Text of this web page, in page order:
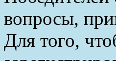
вопросы,
Для того,